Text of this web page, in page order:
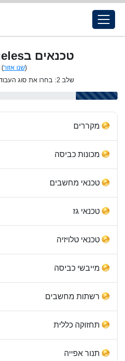
טכנאים בLos Angeles
(שנו אזור)
שלב 2: בחרו את סוג העבודה שאתם צריכים.
מקררים
מכונות כביסה
טכנאי מחשבים
טכנאי גז
טכנאי טלויזיה
מייבשי כביסה
רשתות מחשבים
תחזוקה כללית
תנור אפייה